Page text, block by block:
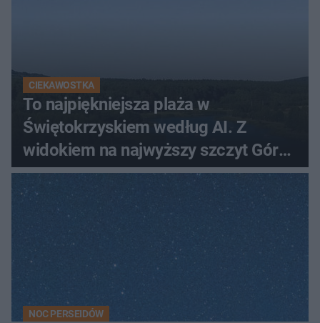
CIEKAWOSTKA
To najpiękniejsza plaża w
Świętokrzyskiem według AI. Z
widokiem na najwyższy szczyt Gór
Świętokrzyskich
NOC PERSEIDÓW